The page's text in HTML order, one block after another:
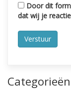
Door dit
dat wij je
Categorieën